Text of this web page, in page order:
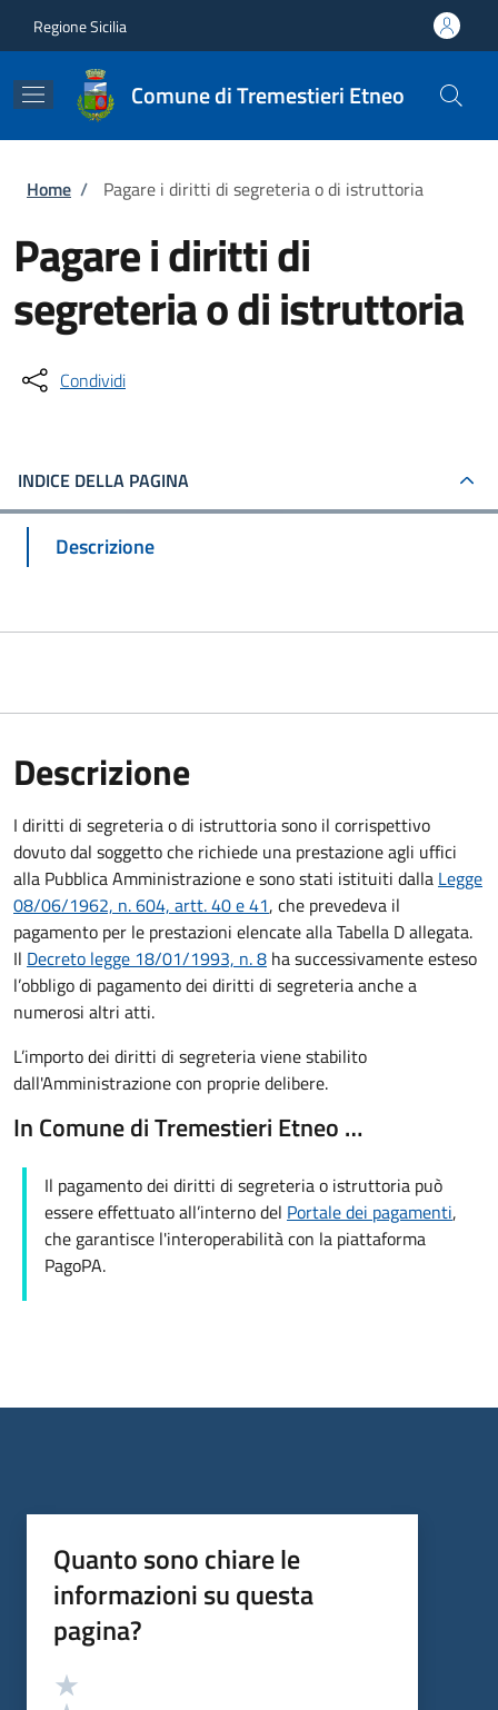
Regione Sicilia
Comune di Tremestieri Etneo
Briciole di pane
Home / Pagare i diritti di segreteria o di istruttoria
Pagare i diritti di
segreteria o di istruttoria
Condividi
INDICE DELLA PAGINA
Descrizione
Descrizione
I diritti di segreteria o di istruttoria sono il corrispettivo
dovuto dal soggetto che richiede una prestazione agli uffici
alla Pubblica Amministrazione e sono stati istituiti dalla Legge
08/06/1962, n. 604, artt. 40 e 41, che prevedeva il
pagamento per le prestazioni elencate alla Tabella D allegata.
Il Decreto legge 18/01/1993, n. 8 ha successivamente esteso
l’obbligo di pagamento dei diritti di segreteria anche a
numerosi altri atti.
L’importo dei diritti di segreteria viene stabilito
dall'Amministrazione con proprie delibere.
In Comune di Tremestieri Etneo …
Il pagamento dei diritti di segreteria o istruttoria può
essere effettuato all’interno del Portale dei pagamenti,
che garantisce l'interoperabilità con la piattaforma
PagoPA.
Quanto sono chiare le
informazioni su questa
pagina?
Valutazione